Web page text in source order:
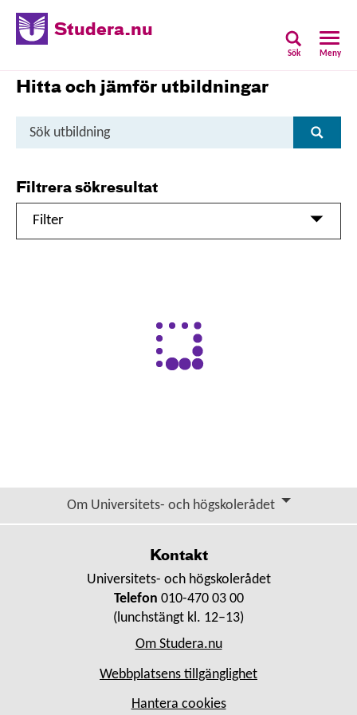
Studera.nu
Sök Meny
Hitta och jämför utbildningar
Sök
Sök
Filtrera sökresultat
Filter
Om Universitets- och högskolerådet
Kontakt
Universitets- och högskolerådet
Telefon 010-470 03 00
(lunchstängt kl. 12–13)
Om Studera.nu
Webbplatsens tillgänglighet
Hantera cookies